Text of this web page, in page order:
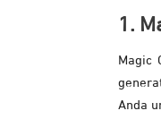
1.
Magic
Anda